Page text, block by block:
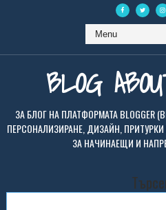
BLOG
ЗА БЛОГ НА ПЛАТФОРМАТА BLOGGER
ПЕРСОНАЛИЗИРАНЕ, ДИЗАЙН,
ЗА НАЧИНАЕЩИ И